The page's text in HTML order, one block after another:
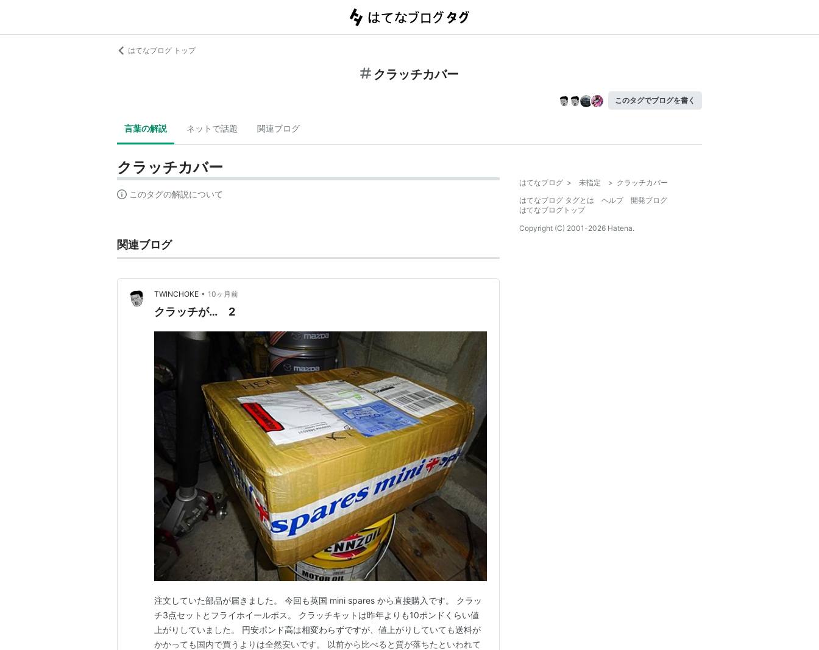
はてなブログ トップ
クラッチカバー
このタグでブログを書く
言葉の解説 ネットで話題 関連ブログ
クラッチカバー
このタグの解説について
関連ブログ
TWINCHOKE • 10ヶ月前
クラッチが… 2
注文していた部品が届きました。 今回も英国 mini spares から直接購入です。 クラッ
チ3点セットとフライホイールボス。 クラッチキットは昨年よりも10ポンドくらい値
上がりしていました。 円安ポンド高は相変わらずですが、値上がりしていても送料が
かかっても国内で買うよりは全然安いです。 以前から比べると質が落ちたといわれて
はてなブログ > 未指定 > クラッチカバー
はてなブログ タグとは
ヘルプ
開発ブログ
はてなブログトップ
Copyright (C) 2001-2026 Hatena.